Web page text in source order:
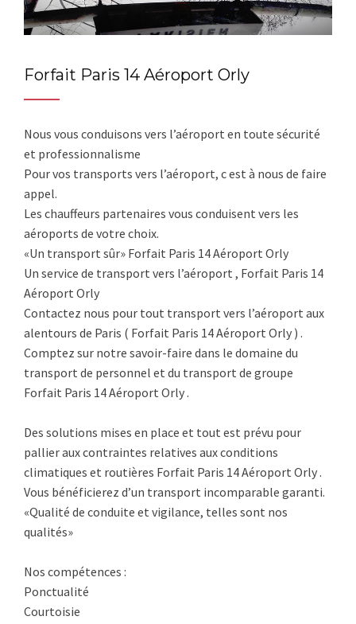
Forfait Paris 14 Aéroport Orly
Nous vous conduisons vers l’aéroport en toute sécurité
et professionnalisme
Pour vos transports vers l’aéroport, c est à nous de faire
appel.
Les chauffeurs partenaires vous conduisent vers les
aéroports de votre choix.
«Un transport sûr» Forfait Paris 14 Aéroport Orly
Un service de transport vers l’aéroport , Forfait Paris 14
Aéroport Orly
Contactez nous pour tout transport vers l’aéroport aux
alentours de Paris ( Forfait Paris 14 Aéroport Orly ) .
Comptez sur notre savoir-faire dans le domaine du
transport de personnel et du transport de groupe
Forfait Paris 14 Aéroport Orly .
Des solutions mises en place et tout est prévu pour
pallier aux contraintes relatives aux conditions
climatiques et routières Forfait Paris 14 Aéroport Orly .
Vous bénéficierez d’un transport incomparable garanti.
«Qualité de conduite et vigilance, telles sont nos
qualités»
Nos compétences :
Ponctualité
Courtoisie